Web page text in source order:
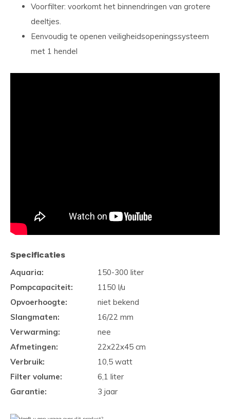
Voorfilter: voorkomt het binnendringen van grotere
deeltjes.
Eenvoudig te openen veiligheidsopeningssysteem
met 1 hendel
Specificaties
Aquaria:
150-300 liter
Pompcapaciteit:
1150 l/u
Opvoerhoogte:
niet bekend
Slangmaten:
16/22 mm
Verwarming:
nee
Afmetingen:
22x22x45 cm
Verbruik:
10,5 watt
Filter volume:
6,1 liter
Garantie:
3 jaar